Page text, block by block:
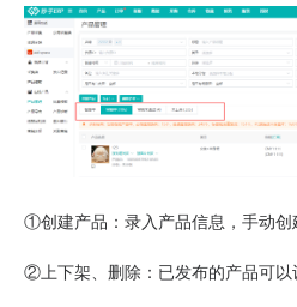
①创建产品：录入产品信息，手动创
②上下架、删除：已发布的产品可